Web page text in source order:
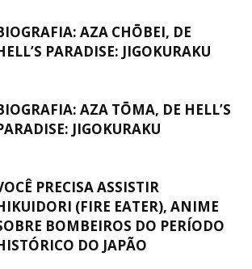
AZA CHŌBEI, DE
PARADISE: JIGOKURAKU
AZA TŌMA, DE HELL’S
JIGOKURAKU
PRECISA ASSISTIR
(FIRE EATER), ANIME
BOMBEIROS DO PERÍODO
DO JAPÃO